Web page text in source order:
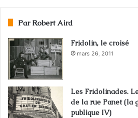
Par Robert Aird
Fridolin, le croisé
mars 26, 2011
Les Fridolinades.
de la rue Panet (la
publique IV)